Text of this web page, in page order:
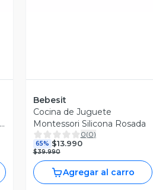
Bebesit
Cocina de Juguete
Montessori Silicona Rosada
0(0)
65% $13.990
$39.990
Agregar al carro